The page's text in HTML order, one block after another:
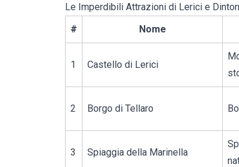
Le Imperdibili Attrazioni di Lerici e
#
Nome
1 Castello di Lerici
2 Borgo di Tellaro
3 Spiaggia della Marinella